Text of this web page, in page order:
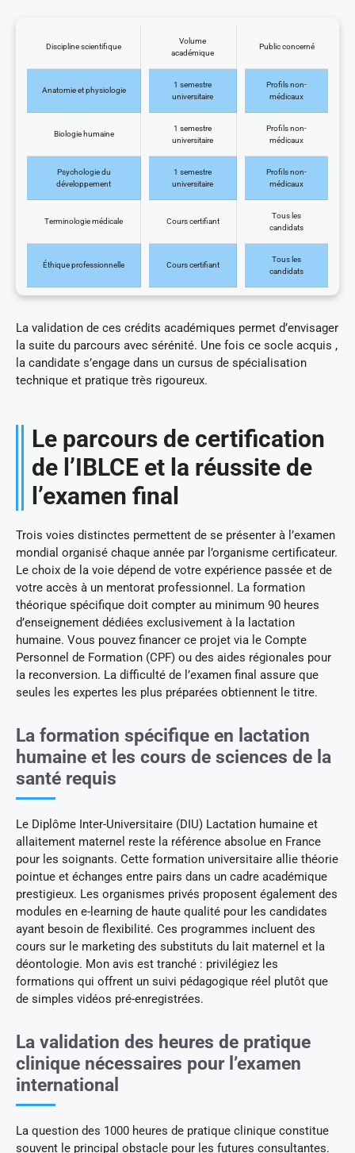
Discipline scientifique
Volume
académique
Public concerné
Anatomie et physiologie
1 semestre
universitaire
Profils non-
médicaux
Biologie humaine
1 semestre
universitaire
Profils non-
médicaux
Psychologie du
développement
1 semestre
universitaire
Profils non-
médicaux
Terminologie médicale Cours certifiant
Tous les
candidats
Éthique professionnelle Cours certifiant
Tous les
candidats
La validation de ces crédits académiques permet d’envisager
la suite du parcours avec sérénité. Une fois ce socle acquis ,
la candidate s’engage dans un cursus de spécialisation
technique et pratique très rigoureux.
Le parcours de certification
de l’IBLCE et la réussite de
l’examen final
Trois voies distinctes permettent de se présenter à l’examen
mondial organisé chaque année par l’organisme certificateur.
Le choix de la voie dépend de votre expérience passée et de
votre accès à un mentorat professionnel. La formation
théorique spécifique doit compter au minimum 90 heures
d’enseignement dédiées exclusivement à la lactation
humaine. Vous pouvez financer ce projet via le Compte
Personnel de Formation (CPF) ou des aides régionales pour
la reconversion. La difficulté de l’examen final assure que
seules les expertes les plus préparées obtiennent le titre.
La formation spécifique en lactation
humaine et les cours de sciences de la
santé requis
Le Diplôme Inter-Universitaire (DIU) Lactation humaine et
allaitement maternel reste la référence absolue en France
pour les soignants. Cette formation universitaire allie théorie
pointue et échanges entre pairs dans un cadre académique
prestigieux. Les organismes privés proposent également des
modules en e-learning de haute qualité pour les candidates
ayant besoin de flexibilité. Ces programmes incluent des
cours sur le marketing des substituts du lait maternel et la
déontologie. Mon avis est tranché : privilégiez les
formations qui offrent un suivi pédagogique réel plutôt que
de simples vidéos pré-enregistrées.
La validation des heures de pratique
clinique nécessaires pour l’examen
international
La question des 1000 heures de pratique clinique constitue
souvent le principal obstacle pour les futures consultantes.